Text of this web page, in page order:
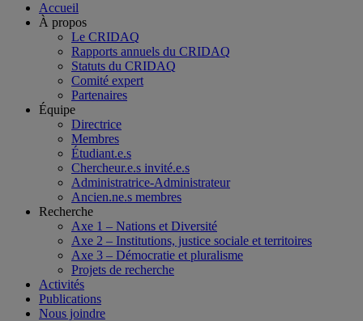
Accueil
À propos
Le CRIDAQ
Rapports annuels du CRIDAQ
Statuts du CRIDAQ
Comité expert
Partenaires
Équipe
Directrice
Membres
Étudiant.e.s
Chercheur.e.s invité.e.s
Administratrice-Administrateur
Ancien.ne.s membres
Recherche
Axe 1 – Nations et Diversité
Axe 2 – Institutions, justice sociale et territoires
Axe 3 – Démocratie et pluralisme
Projets de recherche
Activités
Publications
Nous joindre